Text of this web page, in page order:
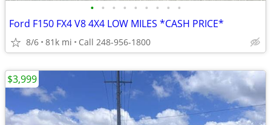
• • • • • • • • •
Ford F150 FX4 V8 4X4 LOW MILES *CASH PRICE*
8/6 81k mi Call 248-956-1800
$3,999